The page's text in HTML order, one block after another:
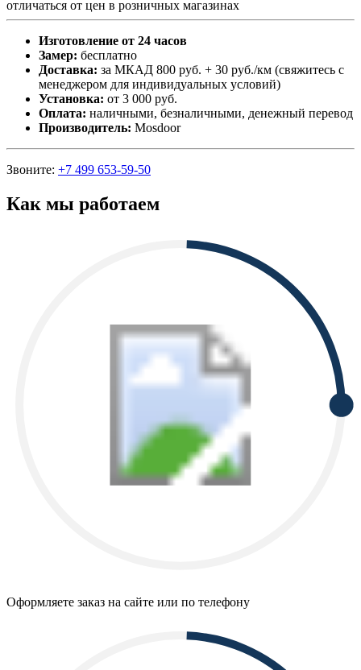
отличаться от цен в розничных магазинах
Изготовление от 24 часов
Замер: бесплатно
Доставка: за МКАД 800 руб. + 30 руб./км (свяжитесь с
менеджером для индивидуальных условий)
Установка: от 3 000 руб.
Оплата: наличными, безналичными, денежный перевод
Производитель: Mosdoor
Звоните: +7 499 653-59-50
Как мы работаем
Оформляете заказ на сайте или по телефону